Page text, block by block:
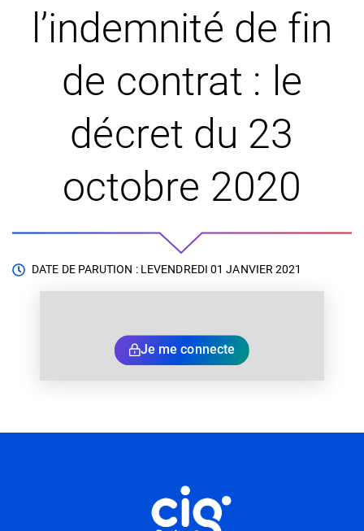
l’indemnité de fin
de contrat : le
décret du 23
octobre 2020
DATE DE PARUTION : LEVENDREDI 01 JANVIER 2021
Je me connecte